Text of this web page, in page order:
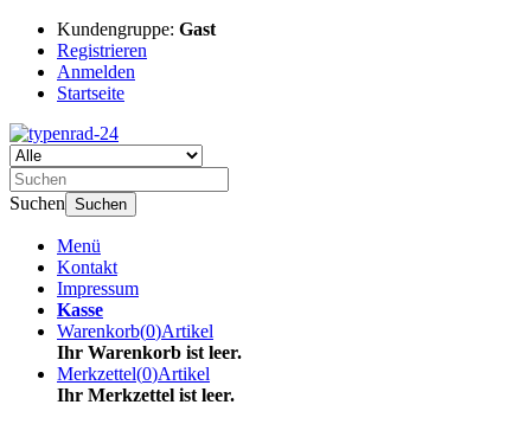
Kundengruppe: Gast
Registrieren
Anmelden
Startseite
Suchen Suchen
Menü
Kontakt
Impressum
Kasse
Warenkorb(0)Artikel
Ihr Warenkorb ist leer.
Merkzettel(0)Artikel
Ihr Merkzettel ist leer.